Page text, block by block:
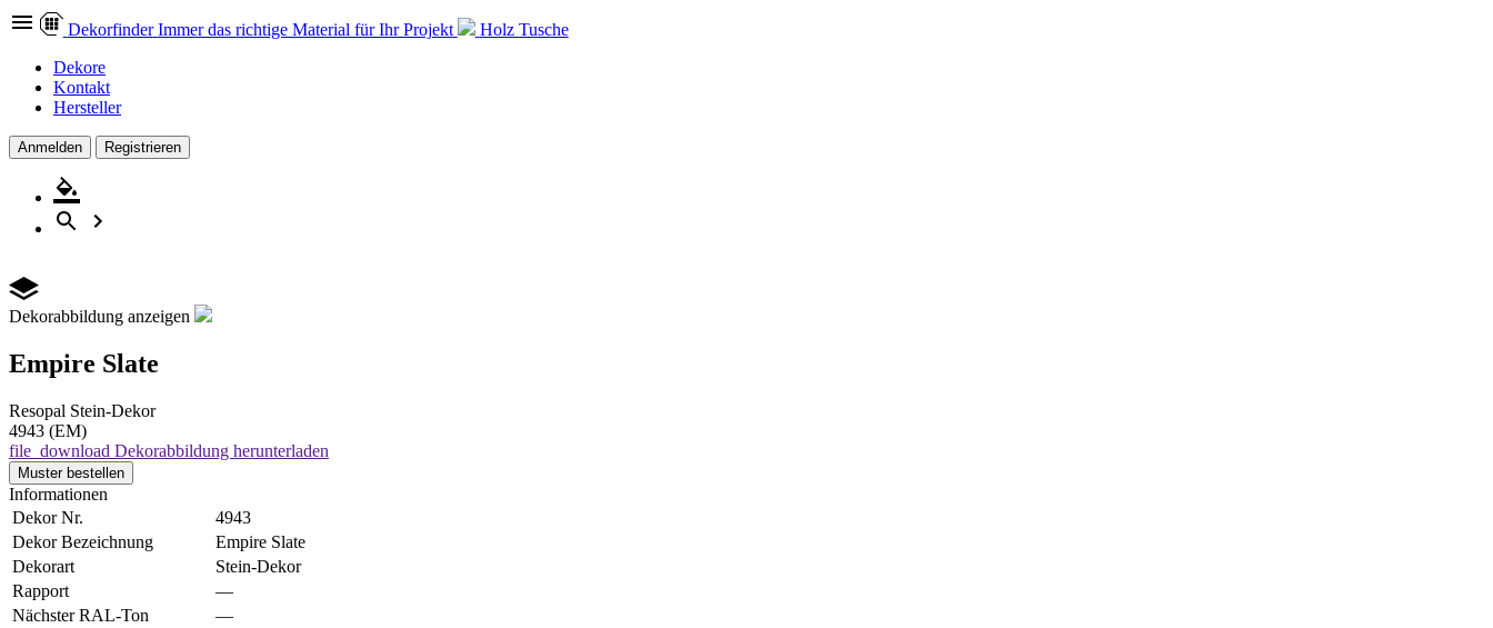
Dekorfinder Immer das richtige Material für Ihr Projekt
Holz Tusche
Dekore
Kontakt
Hersteller
Anmelden Registrieren
Dekorabbildung anzeigen
Empire Slate
Resopal Stein-Dekor
4943 (EM)
file_download Dekorabbildung herunterladen
Muster bestellen
Informationen
Dekor Nr.
4943
Dekor Bezeichnung
Empire Slate
Dekorart
Stein-Dekor
Rapport
—
Nächster RAL-Ton
—